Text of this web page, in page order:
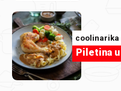
coolinarika
Bellini sa
coolinarika
Piletina